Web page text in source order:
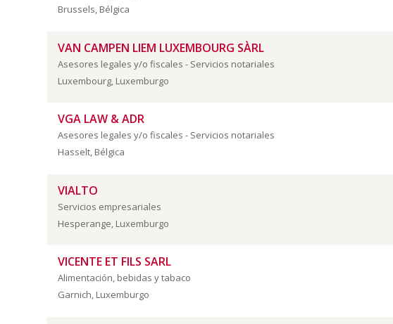
Brussels, Bélgica
VAN CAMPEN LIEM LUXEMBOURG SÀRL
Asesores legales y/o fiscales - Servicios notariales
Luxembourg, Luxemburgo
VGA LAW & ADR
Asesores legales y/o fiscales - Servicios notariales
Hasselt, Bélgica
VIALTO
Servicios empresariales
Hesperange, Luxemburgo
VICENTE ET FILS SARL
Alimentación, bebidas y tabaco
Garnich, Luxemburgo